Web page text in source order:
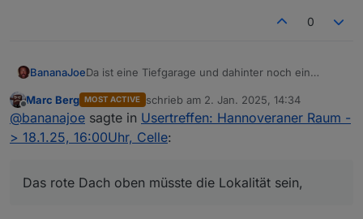
0
BananaJoeDa ist eine Tiefgarage und dahinter noch ein
Offline
Marc Berg MOST ACTIVE schrieb am 2. Jan. 2025, 14:34
zuletzt editiert von
@bananajoe sagte in Usertreffen: Hannoveraner Raum -
> 18.1.25, 16:00Uhr, Celle:
Das rote Dach oben müsste die Lokalität sein,